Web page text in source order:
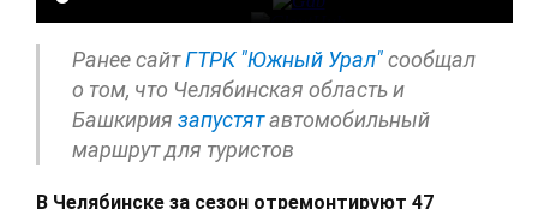
Ранее сайтГТРК "Южный Урал"сообщал
о том, что Челябинская область и
Башкирия запустятавтомобильный
маршрут для туристов
В Челябинске за сезон отремонтируют 47